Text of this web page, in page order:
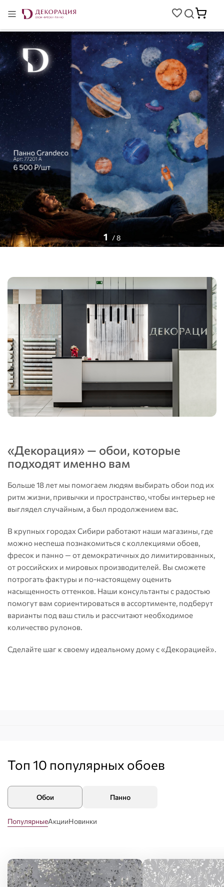
1 /8
«Декорация» — обои, которые
подходят именно вам
Больше 18 лет мы помогаем людям выбирать обои под их
ритм жизни, привычки и пространство, чтобы интерьер не
выглядел случайным, а был продолжением вас.
В крупных городах Сибири работают наши магазины, где
можно неспеша познакомиться с коллекциями обоев,
фресок и панно — от демократичных до лимитированных,
от российских и мировых производителей. Вы сможете
потрогать фактуры и по-настоящему оценить
насыщенность оттенков. Наши консультанты с радостью
помогут вам сориентироваться в ассортименте, подберут
варианты под ваш стиль и рассчитают необходимое
количество рулонов.
Сделайте шаг к своему идеальному дому с «Декорацией».
Топ 10 популярных обоев
Обои Панно
ПопулярныеАкцииНовинки